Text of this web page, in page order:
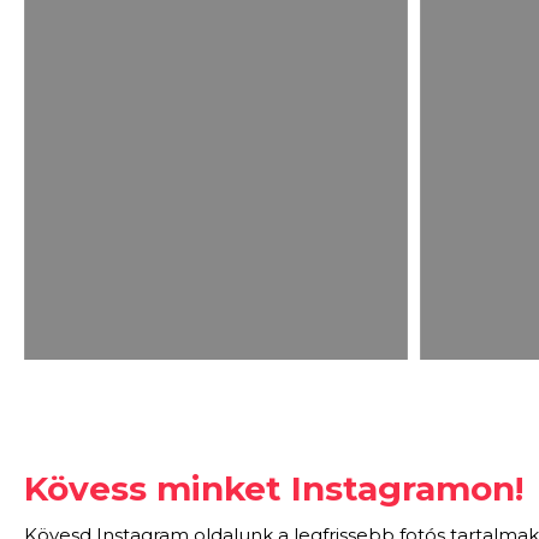
Kövess minket Instagramon!
Kövesd Instagram oldalunk a legfrissebb fotós